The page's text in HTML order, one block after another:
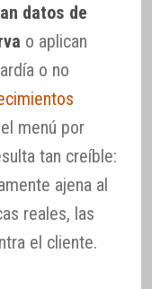
datos de
o aplican
o no
menú por
tan creíble:
ajena al
reales, las
el cliente.